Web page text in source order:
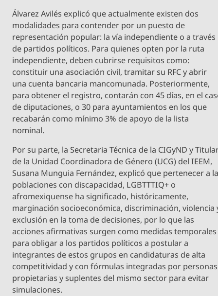
Álvarez Avilés explicó que actualmente existen dos
modalidades para contender por un puesto de
representación popular: la vía independiente o a través
de partidos políticos. Para quienes opten por la ruta
independiente, deben cubrirse requisitos como:
constituir una asociación civil, tramitar su RFC y abrir
una cuenta bancaria mancomunada. Posteriormente,
para obtener el registro, contarán con 45 días, en el
de diputaciones, o 30 para ayuntamientos en los que
recabarán como mínimo 3% de apoyo de la lista
nominal.
Por su parte, la Secretaria Técnica de la CIGyND y
de la Unidad Coordinadora de Género (UCG) del IEEM,
Susana Munguia Fernández, explicó que pertenecer a
poblaciones con discapacidad, LGBTTTIQ+ o
afromexiquense ha significado, históricamente,
marginación socioeconómica, discriminación, violencia
exclusión en la toma de decisiones, por lo que las
acciones afirmativas surgen como medidas temporales
para obligar a los partidos políticos a postular a
integrantes de estos grupos en candidaturas de alta
competitividad y con fórmulas integradas por personas
propietarias y suplentes del mismo sector para evitar
simulaciones.